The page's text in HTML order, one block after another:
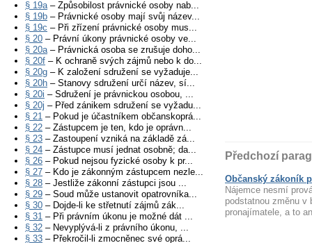
§ 19a– Způsobilost právnické osoby nab...
§ 19b – Právnické osoby mají svůj název...
§ 19c – Při zřízení právnické osoby mus...
§ 20 – Právní úkony právnické osoby ve...
§ 20a– Právnická osoba se zrušuje doho...
§ 20f – K ochraně svých zájmů nebo k do...
§ 20g – K založení sdružení se vyžaduje...
§ 20h – Stanovy sdružení určí název, sí...
§ 20i – Sdružení je právnickou osobou, ...
§ 20j – Před zánikem sdružení se vyžadu...
§ 21 – Pokud je účastníkem občanskoprá...
§ 22 – Zástupcem je ten, kdo je oprávn...
§ 23 – Zastoupení vzniká na základě zá...
§ 24 – Zástupce musí jednat osobně; da...
§ 26 – Pokud nejsou fyzické osoby k pr...
§ 27 – Kdo je zákonným zástupcem nezle...
§ 28 – Jestliže zákonní zástupci jsou ...
§ 29 – Soud může ustanovit opatrovníka...
§ 30 – Dojde-li ke střetnutí zájmů zák...
§ 31 – Při právním úkonu je možné dát ...
§ 32 – Nevyplývá-li z právního úkonu, ...
§ 33 – Překročil-li zmocněnec své oprá...
Předchozí
Občanský zákoník
Nájemce nesmí
podstatnou změnu v
pronajímatele, a to